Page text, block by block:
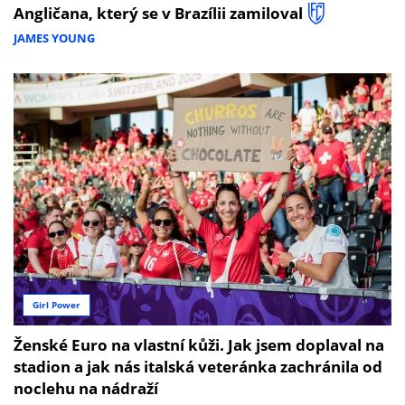
Angličana, který se v Brazílii zamiloval
JAMES YOUNG
Girl Power
Ženské Euro na vlastní kůži. Jak jsem doplaval na
stadion a jak nás italská veteránka zachránila od
noclehu na nádraží